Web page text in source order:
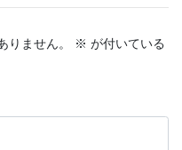
りません。 ※ が付いている